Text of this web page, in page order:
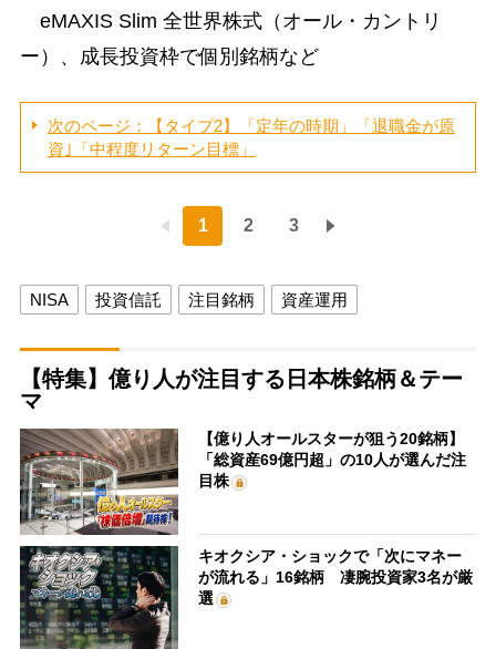
eMAXIS Slim 全世界株式（オール・カントリ
ー）、成長投資枠で個別銘柄など
次のページ：【タイプ2】「定年の時期」「退職金が原
資｣「中程度リターン目標」
1 2 3
NISA 投資信託 注目銘柄 資産運用
【特集】億り人が注目する日本株銘柄＆テー
マ
【億り人オールスターが狙う20銘柄】
「総資産69億円超」の10人が選んだ注
目株
キオクシア・ショックで「次にマネー
が流れる」16銘柄 凄腕投資家3名が厳
選